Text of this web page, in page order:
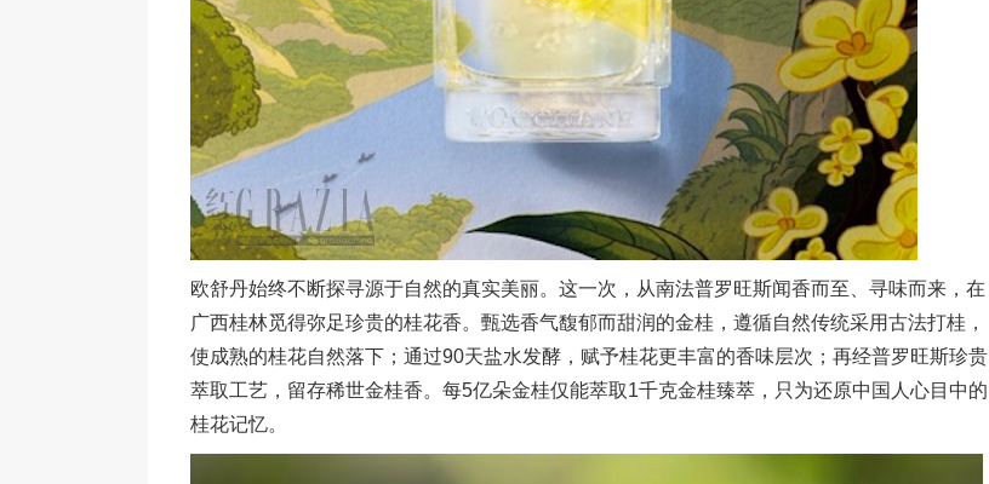
欧舒丹始终不断探寻源于自然的真实美丽。这一次，从南法普罗旺斯闻香而至、寻味而来，在
广西桂林觅得弥足珍贵的桂花香。甄选香气馥郁而甜润的金桂，遵循自然传统采用古法打桂，
使成熟的桂花自然落下；通过90天盐水发酵，赋予桂花更丰富的香味层次；再经普罗旺斯珍贵
萃取工艺，留存稀世金桂香。每5亿朵金桂仅能萃取1千克金桂臻萃，只为还原中国人心目中的
桂花记忆。